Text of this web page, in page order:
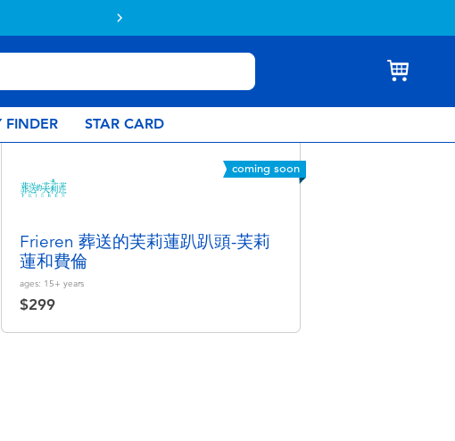
FINDER STAR CARD
coming soon
Frieren 葬送的芙莉蓮趴趴頭-芙莉
蓮和費倫
ages: 15+ years
$299